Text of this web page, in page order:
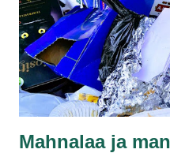
Mahnalaa ja